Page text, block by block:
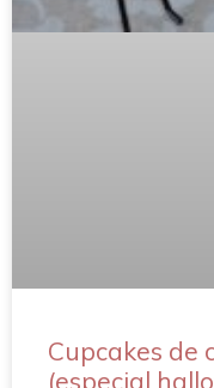
Cupcakes de
(especial